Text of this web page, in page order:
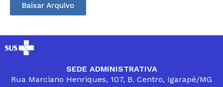
Baixar Arquivo
SEDE ADMINISTRATIVA
Rua Marciano Henriques, 107, B. Centro, Igarapé/MG